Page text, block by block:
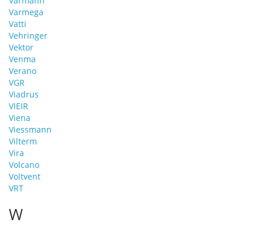
Varmega
Vatti
Vehringer
Vektor
Venma
Verano
VGR
Viadrus
VIEIR
Viena
Viessmann
Vilterm
Vira
Volcano
Voltvent
VRT
W